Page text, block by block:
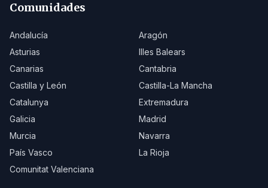
Comunidades
Andalucía
Aragón
Asturias
Illes Balears
Canarias
Cantabria
Castilla y León
Castilla-La Mancha
Catalunya
Extremadura
Galicia
Madrid
Murcia
Navarra
País Vasco
La Rioja
Comunitat Valenciana